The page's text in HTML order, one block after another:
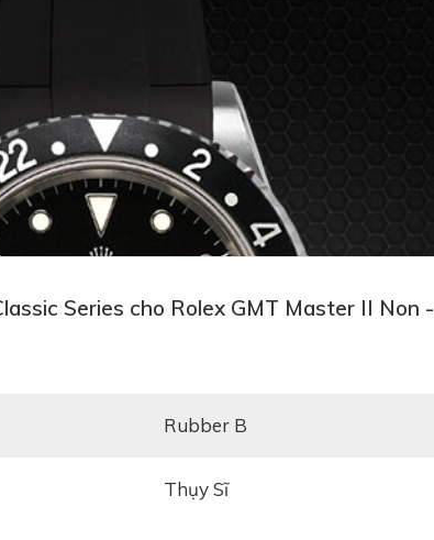
Series cho Rolex GMT Master II Non -
Rubber B
Thụy Sĩ